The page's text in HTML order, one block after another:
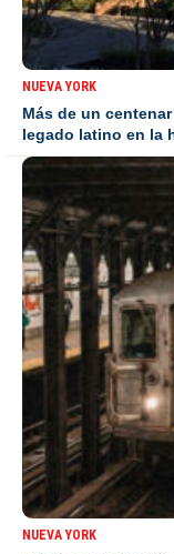
NUEVA YORK
Más de un
legado latino en la
NUEVA YORK